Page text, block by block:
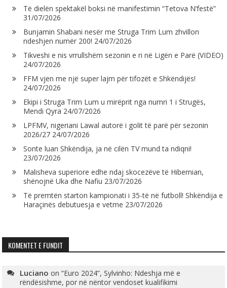
Të dielën spektakël boksi në manifestimin “Tetova N’festë”
31/07/2026
Bunjamin Shabani nesër me Struga Trim Lum zhvillon
ndeshjen numër 200! 24/07/2026
Tikveshi e nis vrrullshëm sezonin e ri në Ligën e Parë (VIDEO)
24/07/2026
FFM vjen me një super lajm për tifozët e Shkëndijës!
24/07/2026
Ekipi i Struga Trim Lum u mirëprit nga numri 1 i Strugës,
Mendi Qyra 24/07/2026
LPFMV, nigeriani Lawal autorë i golit të parë për sezonin
2026/27 24/07/2026
Sonte luan Shkëndija, ja në cilën TV mund ta ndiqni!
23/07/2026
Malisheva superiore edhe ndaj skocezëve të Hibernian,
shënojnë Uka dhe Nafiu 23/07/2026
Të premtën starton kampionati i 35-të në futboll! Shkëndija e
Haraçinës debutuesja e vetme 23/07/2026
KOMENTET E FUNDIT
Luciano on“Euro 2024”, Sylvinho: Ndeshja më e
rëndësishme, por në nëntor vendoset kualifikimi